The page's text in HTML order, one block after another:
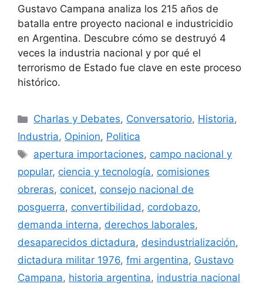
Gustavo Campana analiza los 215 años de
batalla entre proyecto nacional e industricidio
en Argentina. Descubre cómo se destruyó 4
veces la industria nacional y por qué el
terrorismo de Estado fue clave en este proceso
histórico.
Charlas y Debates, Conversatorio, Historia,
Industria, Opinion, Politica
apertura importaciones, campo nacional y
popular, ciencia y tecnología, comisiones
obreras, conicet, consejo nacional de
posguerra, convertibilidad, cordobazo,
demanda interna, derechos laborales,
desaparecidos dictadura, desindustrialización,
dictadura militar 1976, fmi argentina, Gustavo
Campana, historia argentina, industria nacional